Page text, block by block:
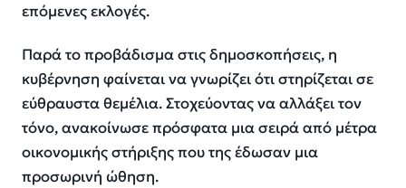
επόμενες εκλογές.
Παρά το προβάδισμα στις δημοσκοπήσεις, η
κυβέρνηση φαίνεται να γνωρίζει ότι στηρίζεται σε
εύθραυστα θεμέλια. Στοχεύοντας να αλλάξει τον
τόνο, ανακοίνωσε πρόσφατα μια σειρά από μέτρα
οικονομικής στήριξης που της έδωσαν μια
προσωρινή ώθηση.